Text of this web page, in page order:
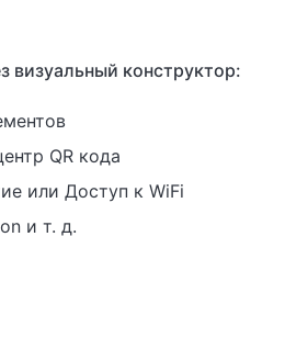
визуальный конструктор:
QR кода
или Доступ к WiFi
и т. д.